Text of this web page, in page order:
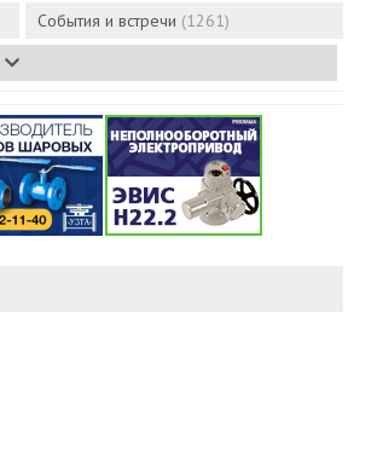
События и встречи (1261)